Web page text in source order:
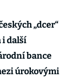
„dcer“
i další
bance
úrokovými